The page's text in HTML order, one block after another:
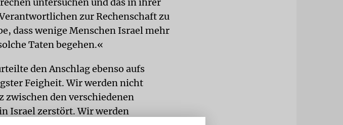
zur Rechenschaft zu
dass wenige Menschen Israel mehr
Taten begehen.«
den Anschlag ebenso aufs
Feigheit. Wir werden nicht
zwischen den verschiedenen
Israel zerstört. Wir werden